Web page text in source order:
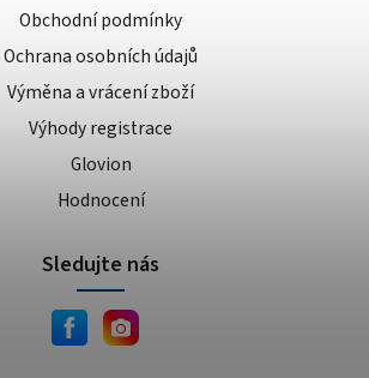
Obchodní podmínky
Ochrana osobních údajů
Výměna a vrácení zboží
Výhody registrace
Glovion
Hodnocení
Sledujte nás